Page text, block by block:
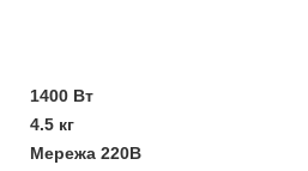
1400 Вт
4.5 кг
Мережа 220В